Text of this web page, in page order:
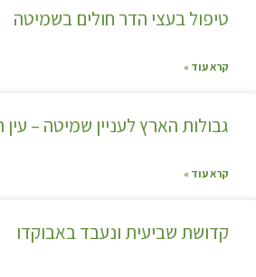
טיפול בעצי הדר חולים בשמיטה
קרא עוד »
גבולות הארץ לעניין שמיטה –
קרא עוד »
קדושת שביעית ונעבד באבוקדו